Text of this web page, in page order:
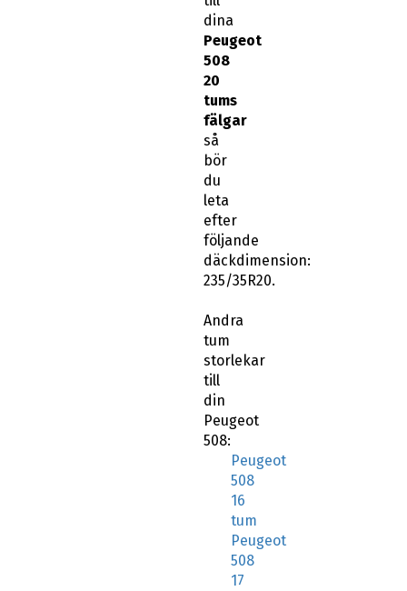
dina
Peugeot
508
20
tums
fälgar
så
bör
du
leta
efter
följande
däckdimension:
235/35R20.
Andra
tum
storlekar
till
din
Peugeot
508:
Peugeot
508
16
tum
Peugeot
508
17